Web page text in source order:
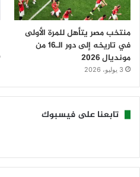
منتخب مصر يتأهل للمرة الأولى
في تاريخه إلى دور الـ16 من
مونديال 2026
3 يوليو، 2026
تابعنا على فيسبوك